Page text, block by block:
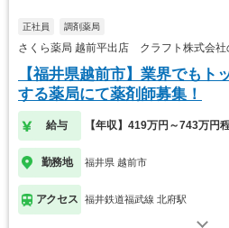
正社員 調剤薬局
さくら薬局 越前平出店 クラフト株式会社
【福井県越前市】業界でもト
する薬局にて薬剤師募集！
給与 【年収】419万円～743万円
勤務地 福井県 越前市
アクセス 福井鉄道福武線 北府駅